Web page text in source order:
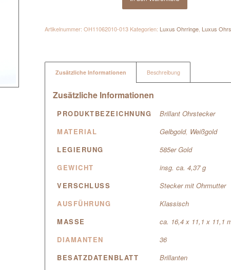
Artikelnummer:OH11062010-013 Kategorien: Luxus Ohrringe, Luxus
Zusätzliche Informationen Beschreibung
Zusätzliche Informationen
PRODUKTBEZEICHNUNG
Brillant Ohrstecker
MATERIAL
Gelbgold, Weißgold
LEGIERUNG
585er Gold
GEWICHT
insg. ca. 4,37 g
VERSCHLUSS
Stecker mit Ohrmutter
AUSFÜHRUNG
Klassisch
MASSE
ca. 16,4 x 11,1 x 11,1
DIAMANTEN
36
BESATZDATENBLATT
Brillanten